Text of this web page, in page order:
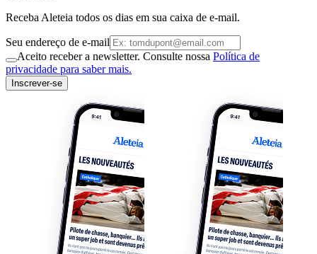
Receba Aleteia todos os dias em sua caixa de e-mail.
Seu endereço de e-mail
Aceito receber a newsletter. Consulte nossa Política de
privacidade para saber mais.
Inscrever-se